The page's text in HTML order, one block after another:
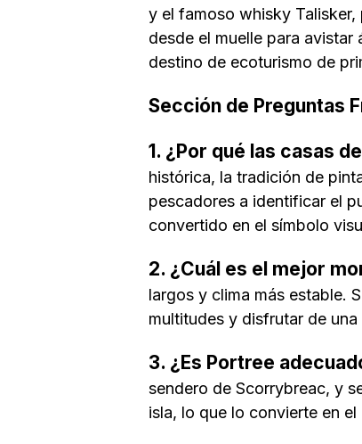
y el famoso whisky
desde el muelle para
destino de ecoturismo de
Sección de Preguntas
1. ¿Por qué las casas
histórica, la tradición de
pescadores a identificar el
convertido en el símbolo
2. ¿Cuál es el mejor
largos y clima más estable.
multitudes y disfrutar de
3. ¿Es Portree
sendero de Scorrybreac, y
isla, lo que lo convierte en